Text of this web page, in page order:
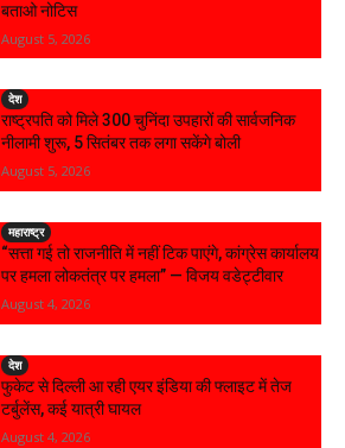
बताओ नोटिस
August 5, 2026
देश
राष्ट्रपति को मिले 300 चुनिंदा उपहारों की सार्वजनिक
नीलामी शुरू, 5 सितंबर तक लगा सकेंगे बोली
August 5, 2026
महाराष्ट्र
“सत्ता गई तो राजनीति में नहीं टिक पाएंगे, कांग्रेस कार्यालय
पर हमला लोकतंत्र पर हमला” — विजय वडेट्टीवार
August 4, 2026
देश
फुकेट से दिल्ली आ रही एयर इंडिया की फ्लाइट में तेज
टर्बुलेंस, कई यात्री घायल
August 4, 2026